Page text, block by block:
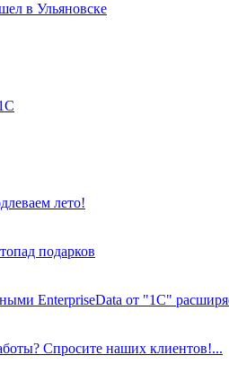
в Ульяновске
лето!
подарков
EnterpriseData от "1С"
Спросите наших клиентов!...